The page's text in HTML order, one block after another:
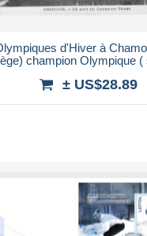
d'Hiver à
champion Olympique (
± US$28.89